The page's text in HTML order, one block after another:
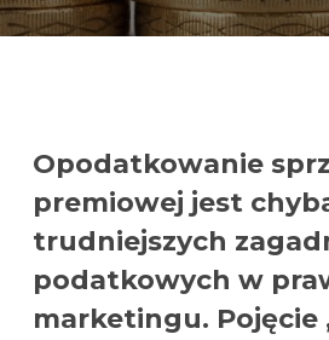
Opodatkowanie
premiowej jest
trudniejszych
podatkowych w
marketingu. Pojęcie